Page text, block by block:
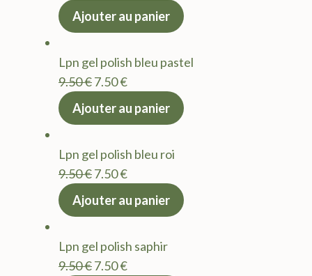
prix
9.50 €.
actuel
7.50 €.
Ajouter au panier
Lpn gel polish bleu pastel
9.50€Le
prix
9.50 €.
7.50€Le
actuel
7.50 €.
Ajouter au panier
Lpn gel polish bleu roi
9.50€Le
prix
9.50 €.
7.50€Le
actuel
7.50 €.
Ajouter au panier
Lpn gel polish saphir
9.50€Le
7.50€Le